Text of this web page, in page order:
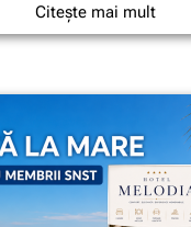
Citește mai mult